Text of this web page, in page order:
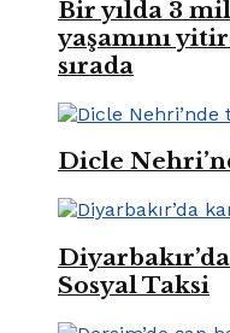
Bir yılda 3
yaşamını
sırada
Dicle
Sosyal Taksi